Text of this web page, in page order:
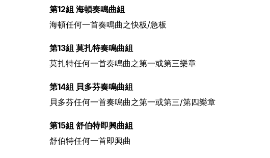
第12組 海頓奏鳴曲組
海頓任何一首奏鳴曲之快板/急板
第13組 莫扎特奏鳴曲組
莫扎特任何一首奏鳴曲之第一或第三樂章
第14組 貝多芬奏鳴曲組
貝多芬任何一首奏鳴曲之第一或第三/第四樂章
第15組 舒伯特即興曲組
舒伯特任何一首即興曲